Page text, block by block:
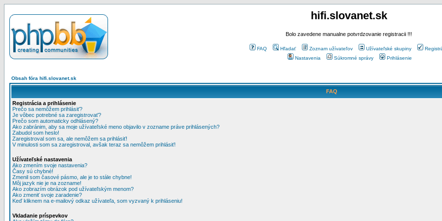
hifi.slovanet.sk
Bolo zavedene manualne potvrdzovanie registracii !!!
FAQ Hľadať Zoznam užívateľov Užívateľské skupiny
Nastavenia
Súkromné správy Prihlásenie
Obsah fóra hifi.slovanet.sk
FAQ
Registrácia a prihlásenie
Prečo sa nemôžem prihlásiť?
Je vôbec potrebné sa zaregistrovať?
Prečo som automaticky odhlásený?
Ako zabránim, aby sa moje užívateľské meno objavilo v zozname práve prihlásených?
Zabudol som heslo!
Zaregistroval som sa, ale nemôžem sa prihlásiť!
V minulosti som sa zaregistroval, avšak teraz sa nemôžem prihlásiť!
Užívateľské nastavenia
Ako zmením svoje nastavenia?
Časy sú chybné!
Zmenil som časové pásmo, ale je to stále chybne!
Môj jazyk nie je na zozname!
Ako zobrazím obrázok pod užívateľským menom?
Ako zmeniť svoje zaradenie?
Keď kliknem na e-mailový odkaz užívateľa, som vyzvaný k prihláseniu!
Vkladanie príspevkov